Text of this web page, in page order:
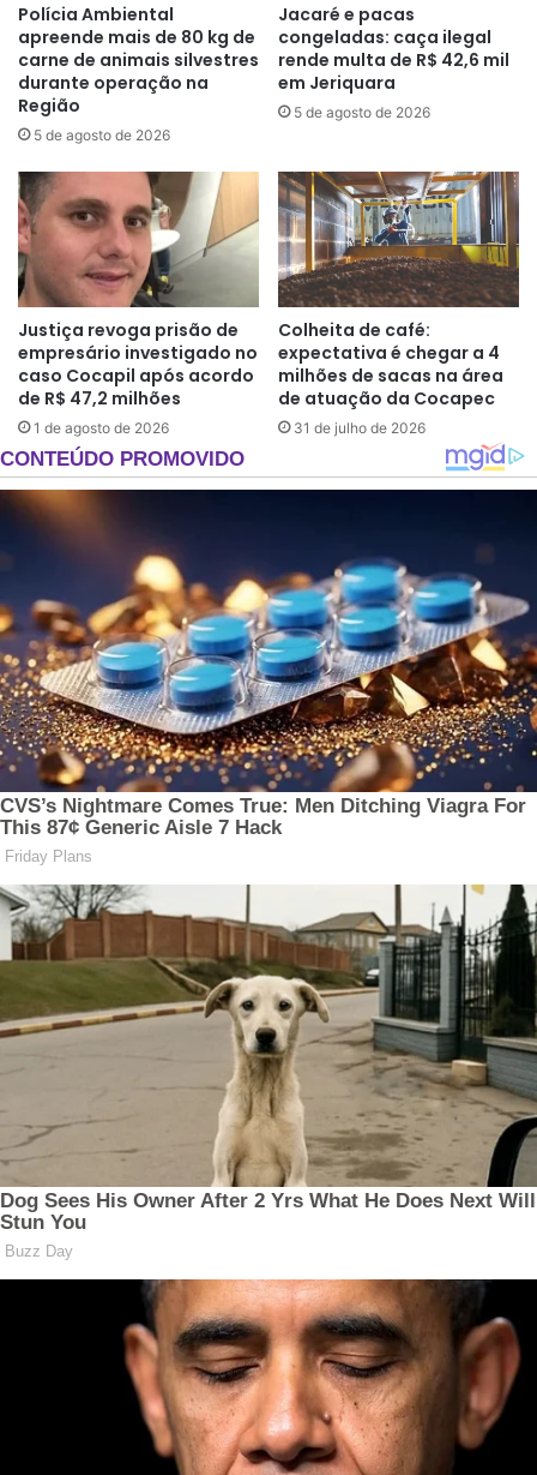
Polícia Ambiental
apreende mais de 80 kg de
carne de animais silvestres
durante operação na
Região
5 de agosto de 2026
Jacaré e pacas
congeladas: caça ilegal
rende multa de R$ 42,6 mil
em Jeriquara
5 de agosto de 2026
Justiça revoga prisão de
empresário investigado no
caso Cocapil após acordo
de R$ 47,2 milhões
1 de agosto de 2026
Colheita de café:
expectativa é chegar a 4
milhões de sacas na área
de atuação da Cocapec
31 de julho de 2026